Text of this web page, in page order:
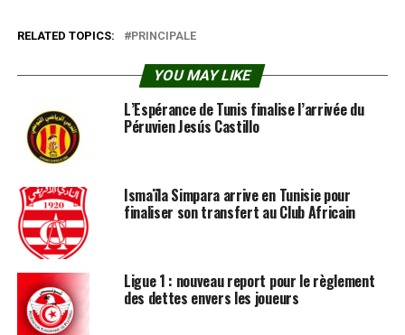
RELATED TOPICS: PRINCIPALE
YOU MAY LIKE
L’Espérance de Tunis finalise l’arrivée du
Péruvien Jesús Castillo
Ismaïla Simpara arrive en Tunisie pour
finaliser son transfert au Club Africain
Ligue 1 : nouveau report pour le règlement
des dettes envers les joueurs